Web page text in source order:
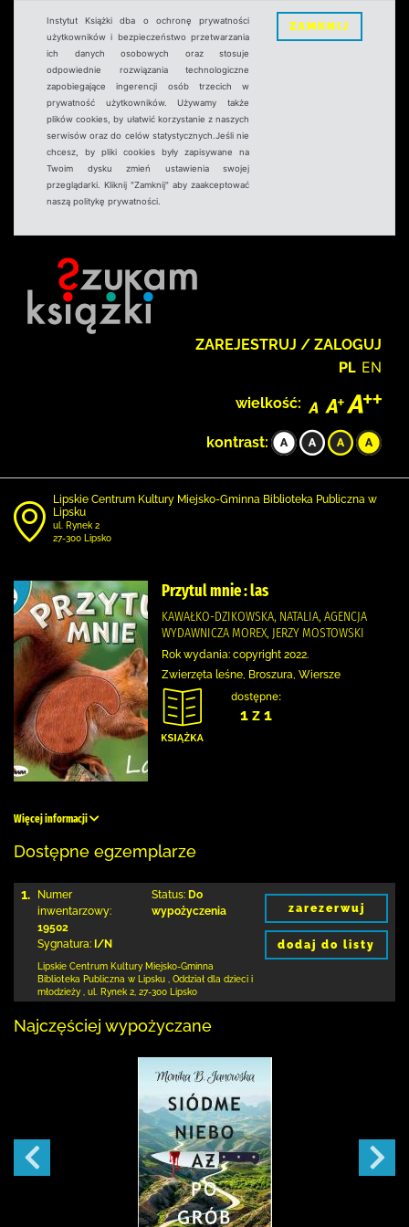
Instytut Książki dba o ochronę prywatności
użytkowników i bezpieczeństwo przetwarzania
ich danych osobowych oraz stosuje
odpowiednie rozwiązania technologiczne
zapobiegające ingerencji osób trzecich w
prywatność użytkowników. Używamy także
plików cookies, by ułatwić korzystanie z naszych
serwisów oraz do celów statystycznych.Jeśli nie
chcesz, by pliki cookies były zapisywane na
Twoim dysku zmień ustawienia swojej
przeglądarki. Kliknij "Zamknij" aby zaakceptować
naszą politykę prywatności.
ZAMKNIJ
ZAREJESTRUJ / ZALOGUJ
PL EN
wielkość:
kontrast:
Lipskie Centrum Kultury Miejsko-Gminna Biblioteka Publiczna w
Lipsku
ul. Rynek 2
27-300 Lipsko
Przytul mnie : las
KAWAŁKO-DZIKOWSKA, NATALIA, AGENCJA
WYDAWNICZA MOREX, JERZY MOSTOWSKI
Rok wydania: copyright 2022.
Zwierzęta leśne, Broszura, Wiersze
dostępne:
1 z 1
Więcej informacji
Dostępne egzemplarze
1.
Numer
inwentarzowy:
19502
Sygnatura: I/N
Status: Do
wypożyczenia
Lipskie Centrum Kultury Miejsko-Gminna
Biblioteka Publiczna w Lipsku
Oddział dla dzieci i
młodzieży , ul. Rynek 2 27-300 Lipsko
zarezerwuj
dodaj do listy
Najczęściej wypożyczane